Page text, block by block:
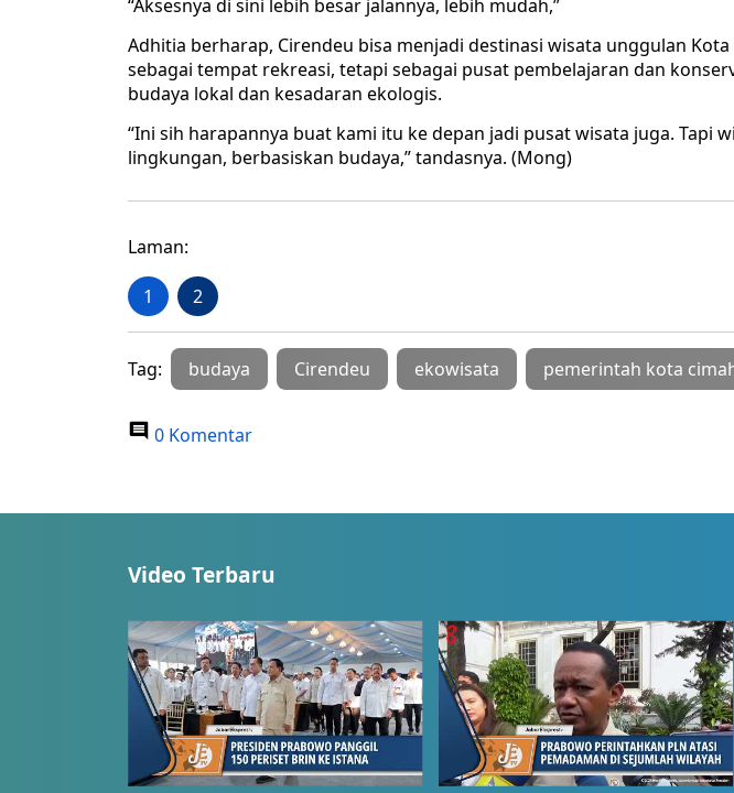
“Aksesnya di sini lebih besar jalannya, lebih mudah,”
Adhitia berharap, Cirendeu bisa menjadi destinasi wisata unggulan
sebagai tempat rekreasi, tetapi sebagai pusat pembelajaran dan
budaya lokal dan kesadaran ekologis.
“Ini sih harapannya buat kami itu ke depan jadi pusat wisata juga. Tapi
lingkungan, berbasiskan budaya,” tandasnya. (Mong)
Laman:
1 2
Tag: budaya Cirendeu ekowisata pemerintah kota
0 Komentar
Video Terbaru